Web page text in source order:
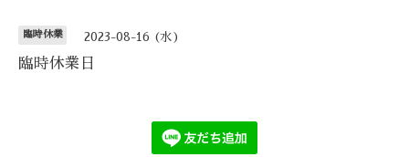
臨時休業 2023-08-16 (水)
臨時休業日